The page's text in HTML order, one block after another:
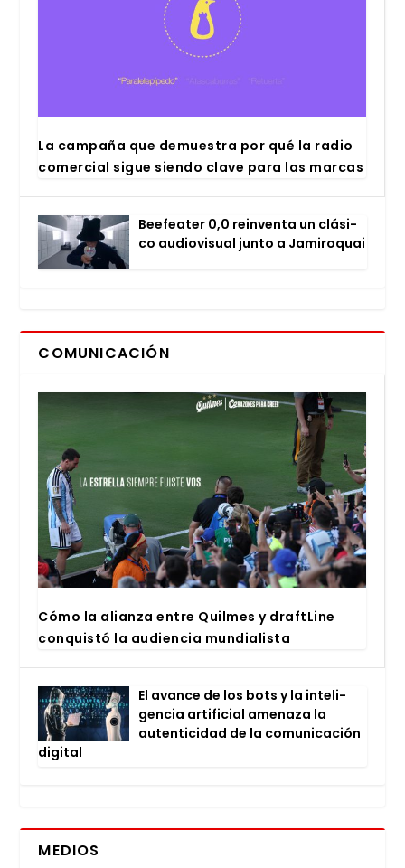
La cam­pa­ña que demues­tra por qué la radio
comer­cial sigue sien­do cla­ve para las mar­cas
Bee­fea­ter 0,0 rein­ven­ta un clá­si­
co audio­vi­sual jun­to a Jami­ro­quai
COMUNICACIÓN
Cómo la alian­za entre Quil­mes y draftLi­ne
con­quis­tó la audien­cia mun­dia­lis­ta
El avan­ce de los bots y la inte­li­
gen­cia arti­fi­cial ame­na­za la
auten­ti­ci­dad de la comu­ni­ca­ción
digi­tal
MEDIOS